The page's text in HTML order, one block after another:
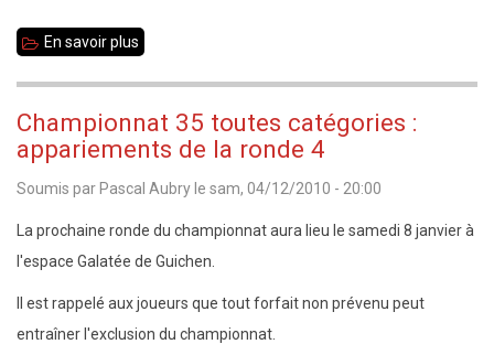
En savoir plus
Info
-
4
décembre
Championnat 35 toutes catégories :
appariements de la ronde 4
Soumis par Pascal Aubry le sam, 04/12/2010 - 20:00
La prochaine ronde du championnat aura lieu le samedi 8 janvier à
l'espace Galatée de Guichen.
Il est rappelé aux joueurs que tout forfait non prévenu peut
entraîner l'exclusion du championnat.